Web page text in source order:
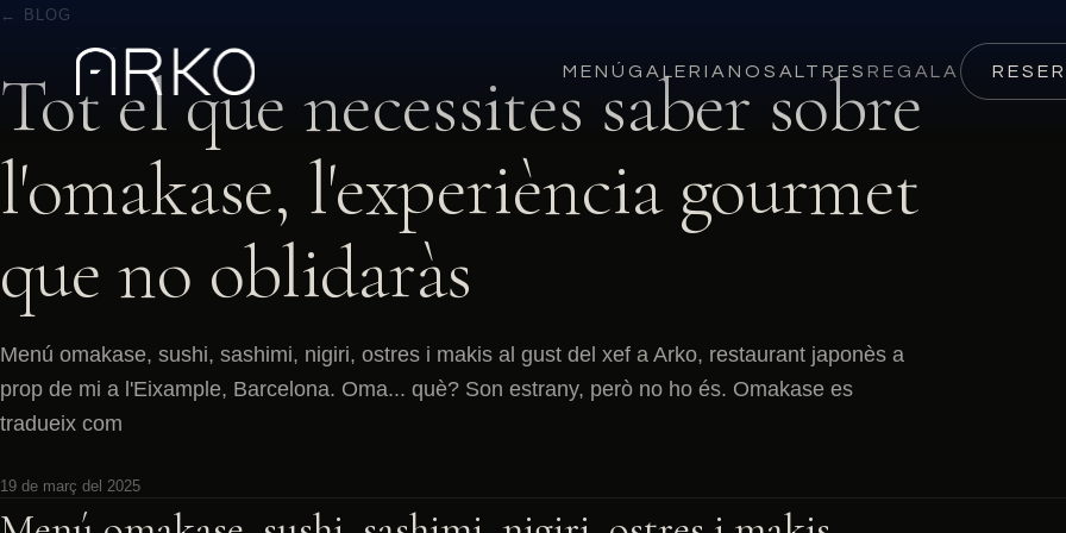
MENÚ GALERIA NOSALTRES REGALA
← BLOG
Tot el que necessites saber sobre
l'omakase, l'experiència gourmet
que no oblidaràs
Menú omakase, sushi, sashimi, nigiri, ostres i makis al gust del xef a Arko, restaurant japonès a
prop de mi a l'Eixample, Barcelona. Oma... què? Son estrany, però no ho és. Omakase es
tradueix com
19 de març del 2025